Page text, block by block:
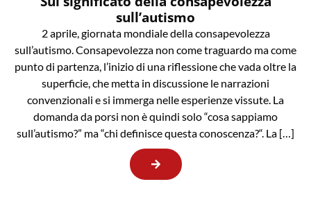
sull’autismo
2 aprile, giornata mondiale della consapevolezza
sull’autismo. Consapevolezza non come traguardo ma come
punto di partenza, l’inizio di una riflessione che vada oltre la
superficie, che metta in discussione le narrazioni
convenzionali e si immerga nelle esperienze vissute. La
domanda da porsi non è quindi solo “cosa sappiamo
sull’autismo?” ma “chi definisce questa conoscenza?“. La […]